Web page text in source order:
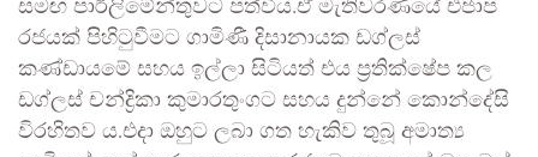
සමඟ පාර්ලිමේන්තුවට පත්විය.ඒ මැතිවරණයේ එජාප
රජයක් පිහිටුවීමට ගාමිණී දිසානායක ඩග්ලස්
කණ්ඩායමේ සහය ඉල්ලා සිටියත් එය ප්‍රතික්ෂේප කල
ඩග්ලස් චන්ද්‍රිකා කුමාරතුංගට සහය දුන්නේ කොන්දේසි
විරහිතව ය.එදා ඔහුට ලබා ගත හැකිව තුබූ අමාත්‍ය